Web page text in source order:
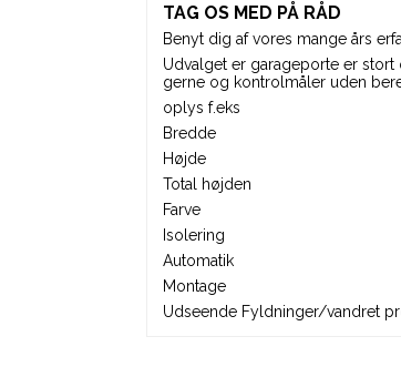
TAG OS MED PÅ RÅD
Benyt dig af vores mange års
Udvalget er garageporte er
gerne og kontrolmåler uden
oplys f.eks
Bredde
Højde
Total højden
Farve
Isolering
Automatik
Montage
Udseende Fyldninger/vandret